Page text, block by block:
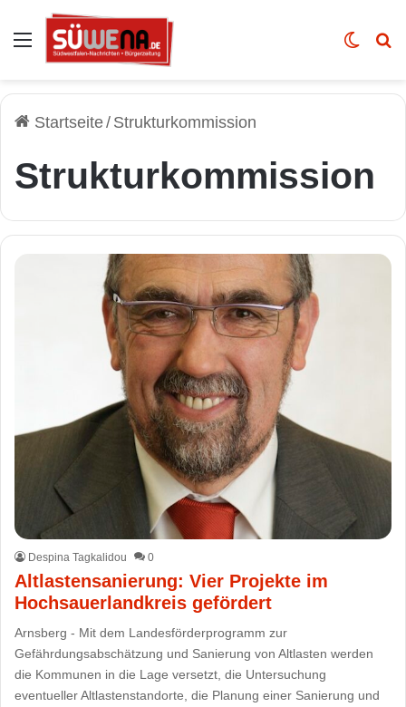
Auswahl Skin
Startseite/ Strukturkommission
Strukturkommission
Despina Tagkalidou 0
Altlastensanierung: Vier Projekte im
Hochsauerlandkreis gefördert
Arnsberg - Mit dem Landesförderprogramm zur
Gefährdungsabschätzung und Sanierung von Altlasten werden
die Kommunen in die Lage versetzt, die Untersuchung
eventueller Altlastenstandorte, die Planung einer Sanierung und